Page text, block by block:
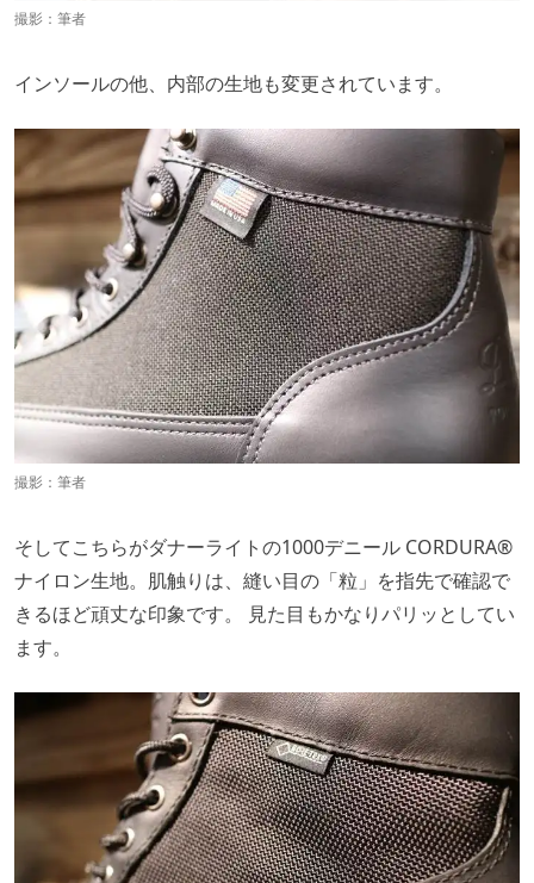
撮影：筆者
インソールの他、内部の生地も変更されています。
撮影：筆者
そしてこちらがダナーライトの1000デニール CORDURA®
ナイロン生地。肌触りは、縫い目の「粒」を指先で確認で
きるほど頑丈な印象です。 見た目もかなりパリッとしてい
ます。